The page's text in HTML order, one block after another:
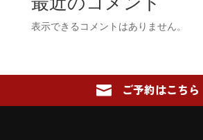
表示できるコメントはありません。
 ご予約はこちら